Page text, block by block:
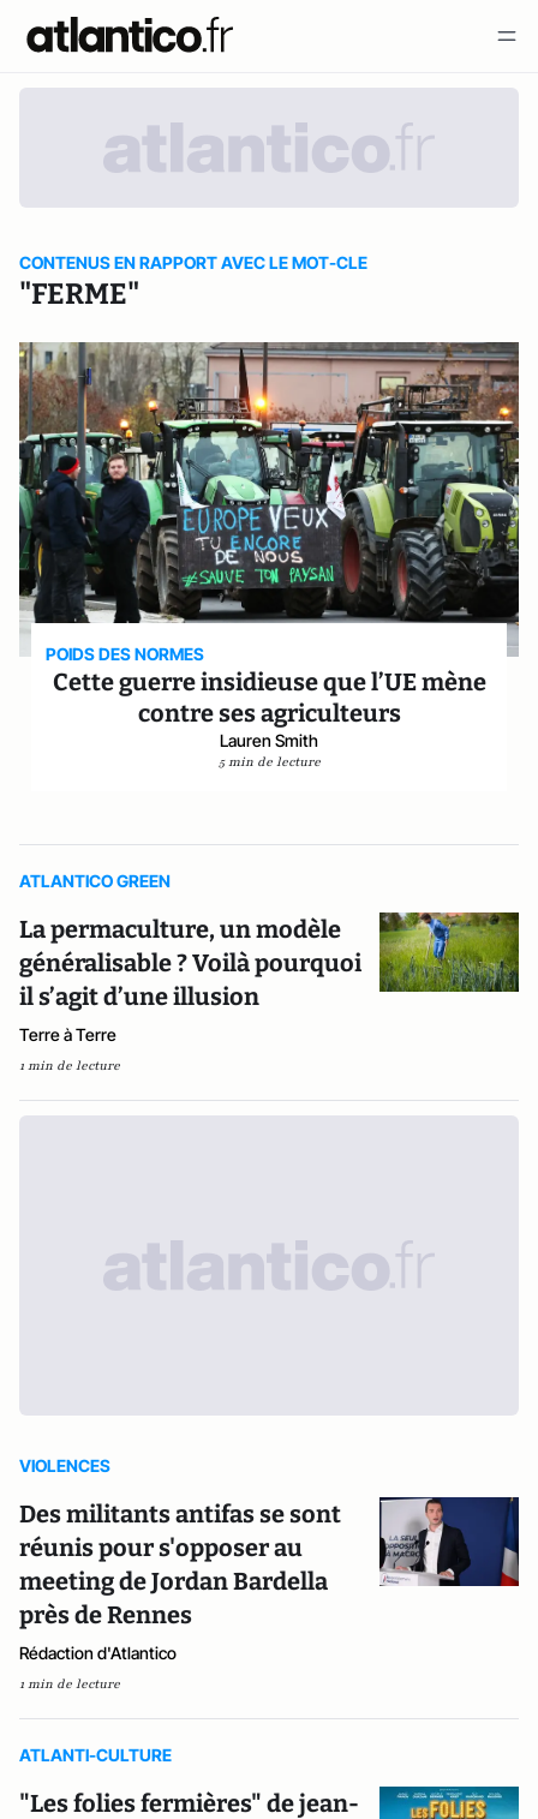
CONTENUS EN RAPPORT AVEC LE MOT-CLE
"FERME"
POIDS DES NORMES
Cette guerre insidieuse que l’UE mène
contre ses agriculteurs
Lauren Smith
5 min de lecture
ATLANTICO GREEN
La permaculture, un modèle
généralisable ? Voilà pourquoi
il s’agit d’une illusion
Terre à Terre
1 min de lecture
VIOLENCES
Des militants antifas se sont
réunis pour s'opposer au
meeting de Jordan Bardella
près de Rennes
Rédaction d'Atlantico
1 min de lecture
ATLANTI-CULTURE
"Les folies fermières" de jean-